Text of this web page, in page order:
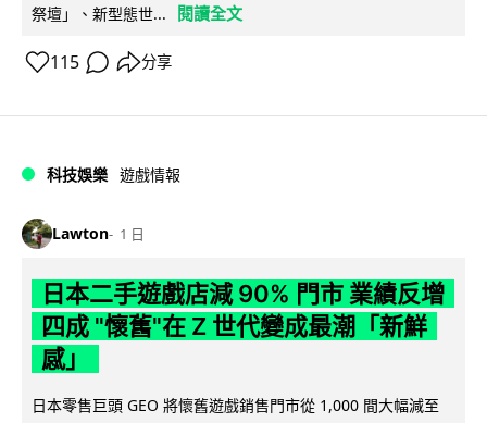
祭壇」、新型態世...
閱讀全文
115 分享
科技娛樂 遊戲情報
Lawton 1 日
日本二手遊戲店減 90% 門市 業績反增
四成 "懷舊"在 Z 世代變成最潮「新鮮
感」
日本零售巨頭 GEO 將懷舊遊戲銷售門市從 1,000 間大幅減至